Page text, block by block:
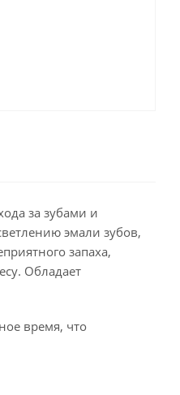
за зубами и
эмали зубов,
запаха,
Обладает
время, что